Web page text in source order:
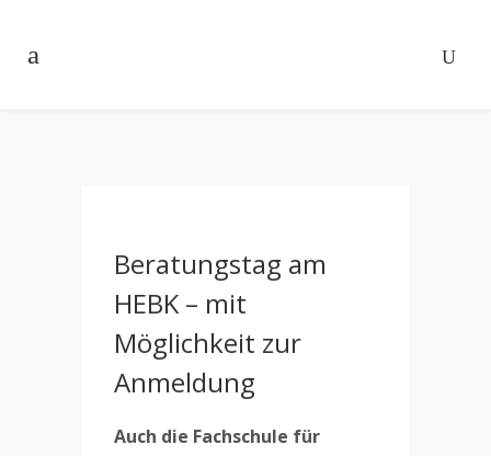
Beratungstag am
HEBK – mit
Möglichkeit zur
Anmeldung
Auch die Fachschule für